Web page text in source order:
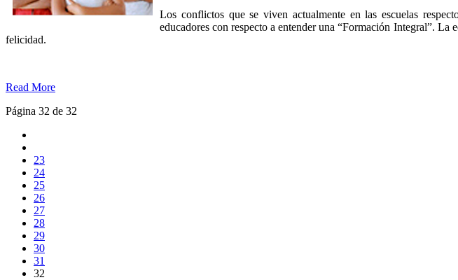
Los conflictos que se viven actualmente en las escuelas
educadores con respecto a entender una “Formación Integral”.
felicidad.
Read More
Página 32 de 32
23
24
25
26
27
28
29
30
31
32